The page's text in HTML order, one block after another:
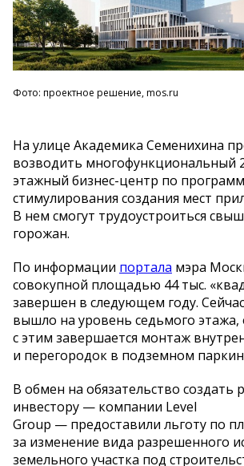
Фото: проектное решение, mos.ru
На улице Академика Семенихина
возводить многофункциональный
этажный бизнес-центр по
стимулирования создания мест
В нем смогут трудоустроиться
горожан.
По информации портала мэра
совокупной площадью 44 тыс.
завершен в следующем году.
вышло на уровень седьмого
с этим завершается монтаж
и перегородок в подземном
В обмен на обязательство создать
инвестору — компании Level
Group — предоставили льготу по
за изменение вида разрешенного
земельного участка под